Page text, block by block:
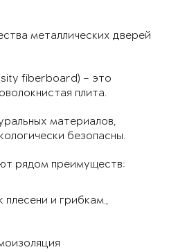
металлических дверей
fiberboard) – это
плита.
материалов,
безопасны.
рядом преимуществ:
плесени и грибкам.,